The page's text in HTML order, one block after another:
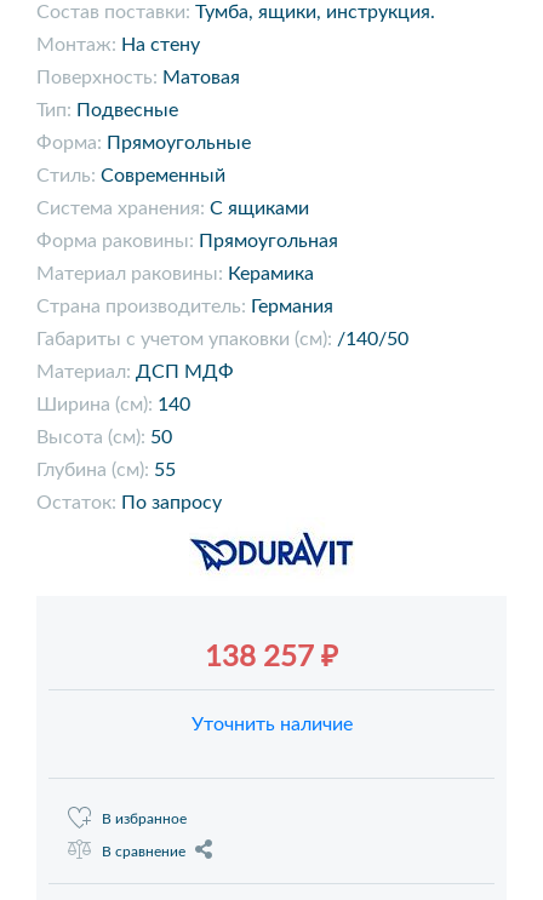
Состав поставки: Тумба, ящики, инструкция.
Монтаж: На стену
Поверхность: Матовая
Тип: Подвесные
Форма: Прямоугольные
Стиль: Современный
Система хранения: С ящиками
Форма раковины: Прямоугольная
Материал раковины: Керамика
Страна производитель: Германия
Габариты с учетом упаковки (см): /140/50
Материал: ДСП МДФ
Ширина (см): 140
Высота (см): 50
Глубина (см): 55
Остаток: По запросу
138 257 ₽
Уточнить наличие
В избранное
В сравнение